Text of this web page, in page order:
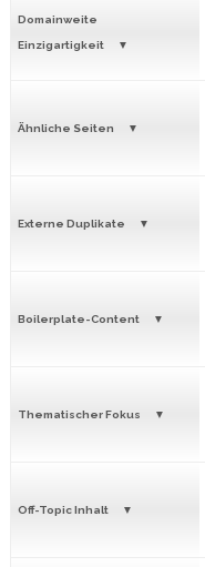
Domainweite
Einzigartigkeit
Ähnliche Seiten
Externe Duplikate
Boilerplate-Content
Thematischer Fokus
Off-Topic Inhalt